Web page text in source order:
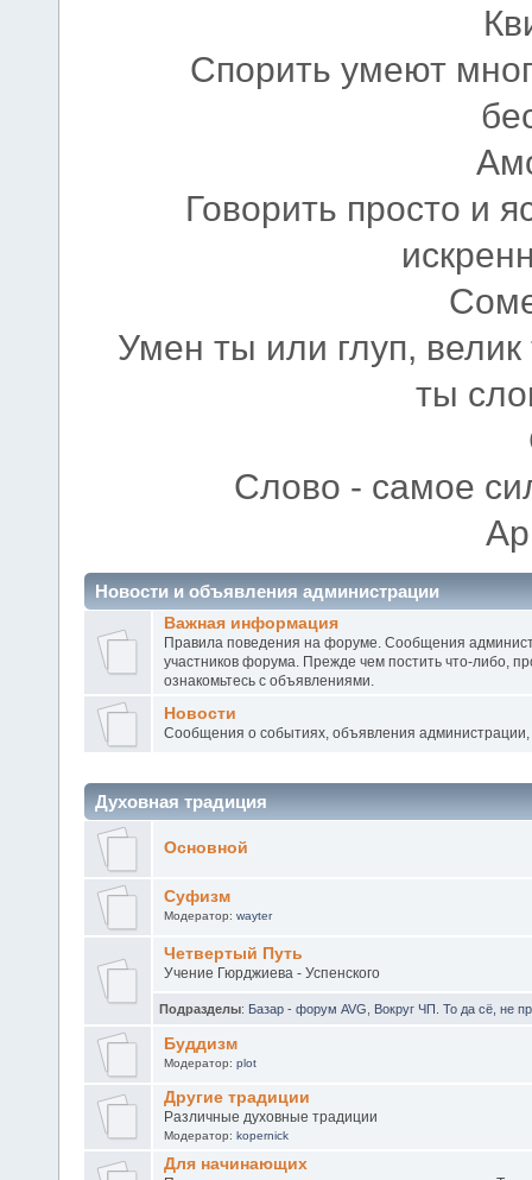
Спорить умеют
Говорить просто и
Умен ты или глуп,
ты
Слово - самое
Новости и объявления администрации
Важная информация
Правила поведения на форуме. Сообщения
участников форума. Прежде чем постить что-либо,
ознакомьтесь с объявлениями.
Новости
Сообщения о событиях, объявления администрации,
Духовная традиция
Основной
Суфизм
Модератор: wayter
Четвертый Путь
Учение Гюрджиева - Успенского
Подразделы: Базар - форум AVG, Вокруг ЧП. То да сё, не
Буддизм
Модератор: plot
Другие традиции
Различные духовные традиции
Модератор: kopernick
Для начинающих